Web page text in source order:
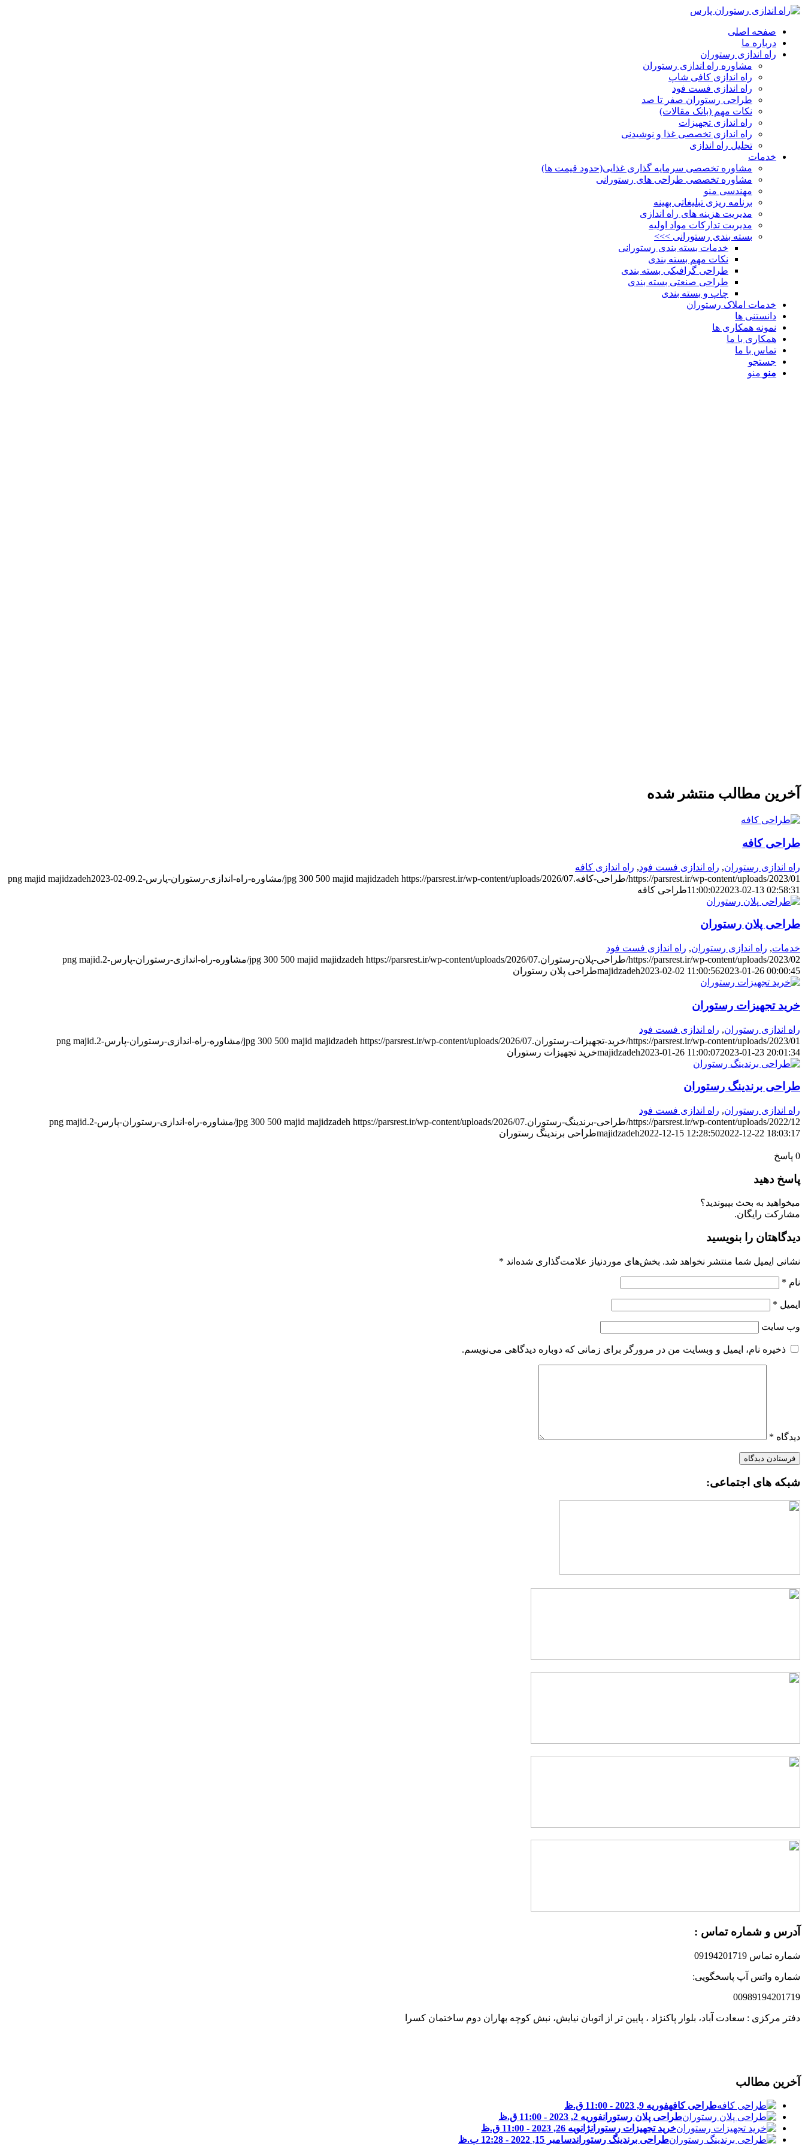
صفحه اصلی
درباره ما
راه اندازی رستوران
مشاوره راه اندازی رستوران
راه اندازی کافی شاپ
راه اندازی فست فود
طراحی رستوران صفر تا صد
نکات مهم (بانک مقالات)
راه اندازی تجهیزات
راه اندازی تخصصی غذا و نوشیدنی
تحلیل راه اندازی
خدمات
مشاوره تخصصی سرمایه گذاری غذایی(حدود قیمت ها)
مشاوره تخصصی طراحی های رستورانی
مهندسی منو
برنامه ریزی تبلیغاتی بهینه
مدیریت هزینه های راه اندازی
مدیریت تدارکات مواد اولیه
بسته بندی رستورانی >>>
خدمات بسته بندی رستورانی
نکات مهم بسته بندی
طراحی گرافیکی بسته بندی
طراحی صنعتی بسته بندی
چاپ و بسته بندی
خدمات املاک رستوران
دانستنی ها
نمونه همکاری ها
همکاری با ما
تماس با ما
جستجو
منو منو
آخرین مطالب منتشر شده
طراحی کافه
راه اندازی رستوران, راه اندازی فست فود, راه اندازی کافه
https://parsrest.ir/wp-content/uploads/2023/01/طراحی-کافه.jpg
300 500 majid majidzadeh https://parsrest.ir/wp-content/uploads/2026/07/مشاوره-راه-اندازی-رستوران-پارس-2.png majid majidzadeh2023-02-09
11:00:022023-02-13 02:58:31 طراحی کافه
طراحی پلان رستوران
خدمات, راه اندازی رستوران, راه اندازی فست فود
https://parsrest.ir/wp-content/uploads/2023/02/طراحی-پلان-رستوران.jpg
300 500 majid majidzadeh https://parsrest.ir/wp-content/uploads/2026/07/مشاوره-راه-اندازی-رستوران-پارس-2.png
majid
majidzadeh2023-02-02 11:00:562023-01-26 00:00:45 طراحی پلان رستوران
خرید تجهیزات رستوران
راه اندازی رستوران, راه اندازی فست فود
https://parsrest.ir/wp-content/uploads/2023/01/خرید-تجهیزات-رستوران.jpg
300 500 majid majidzadeh https://parsrest.ir/wp-content/uploads/2026/07/مشاوره-راه-اندازی-رستوران-پارس-2.png
majid
majidzadeh2023-01-26 11:00:072023-01-23 20:01:34 خرید تجهیزات رستوران
طراحی برندینگ رستوران
راه اندازی رستوران, راه اندازی فست فود
https://parsrest.ir/wp-content/uploads/2022/12/طراحی-برندینگ-رستوران.jpg
300 500 majid majidzadeh https://parsrest.ir/wp-content/uploads/2026/07/مشاوره-راه-اندازی-رستوران-پارس-2.png
majid
majidzadeh2022-12-15 12:28:502022-12-22 18:03:17
طراحی برندینگ رستوران
0 پاسخ
پاسخ دهید
میخواهید به بحث بپیوندید؟
مشارکت رایگان.
دیدگاهتان را بنویسید
نشانی ایمیل شما منتشر نخواهد شد. بخش‌های موردنیاز علامت‌گذاری شده‌اند *
نام *
ایمیل *
وب‌ سایت
ذخیره نام، ایمیل و وبسایت من در مرورگر برای زمانی که دوباره دیدگاهی می‌نویسم.
دیدگاه *
شبکه های اجتماعی:
آدرس و شماره تماس :
شماره تماس 09194201719
شماره واتس آپ پاسخگویی:
00989194201719
دفتر مرکزی : سعادت آباد، بلوار پاکنژاد ، پایین تر از اتوبان نیایش، نبش کوچه بهاران دوم ساختمان کسرا
آخرین مطالب
طراحی کافهفوریه 9, 2023 - 11:00 ق.ظ
طراحی پلان رستورانفوریه 2, 2023 - 11:00 ق.ظ
خرید تجهیزات رستورانژانویه 26, 2023 - 11:00 ق.ظ
طراحی برندینگ رستوراندسامبر 15, 2022 - 12:28 ب.ظ